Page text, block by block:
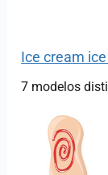
Ice cream
7 modelos